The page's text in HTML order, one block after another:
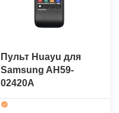
Пульт Huayu для
Samsung AH59-
02420A